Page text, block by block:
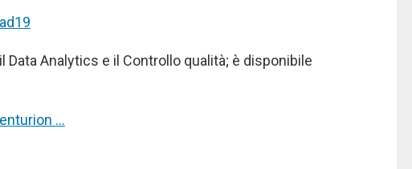
Analytics e il Controllo qualità; è disponibile
…